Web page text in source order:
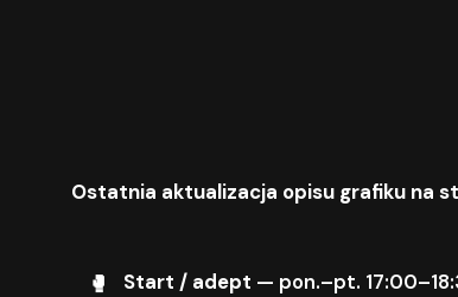
Ostatnia aktualizacja opisu grafiku na
Start / adept — pon.–pt.